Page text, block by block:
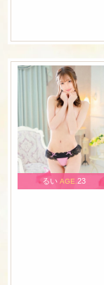
るい AGE. 23